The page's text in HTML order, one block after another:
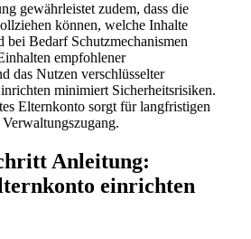
gewährleistet zudem, dass die
können, welche Inhalte
bei Bedarf Schutzmechanismen
empfohlener
das Nutzen verschlüsselter
minimiert Sicherheitsrisiken.
Elternkonto sorgt für langfristigen
Anleitung:
einrichten